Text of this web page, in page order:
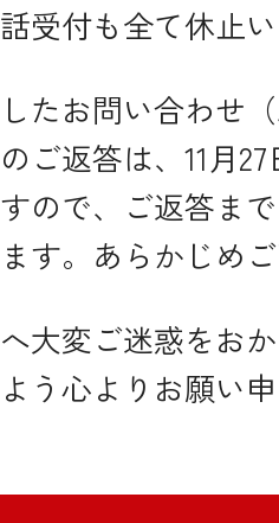
受付も全て休止
たお問い合わせ
ご返答は、11月
ので、ご返答ま
す。あらかじめ
大変ご迷惑をお
う心よりお願い